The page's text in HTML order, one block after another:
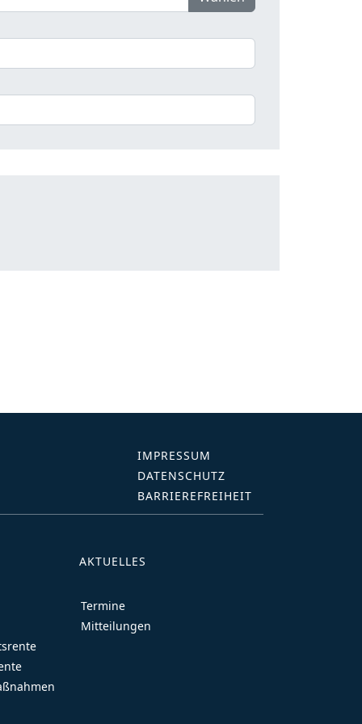
IMPRESSUM
DATENSCHUTZ
BARRIEREFREIHEIT
AKTUELLES
Termine
Mitteilungen